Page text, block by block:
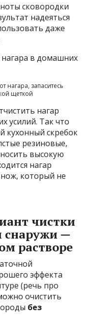
сковородки
надеяться
даже
нагара, запаситесь
щеткой
нагар
усилий. Так что
кухонный скребок
резиновые,
высокую
нагар
нож, который не
чистки
снаружи —
растворе
эффекта
(речь про
очистить
без